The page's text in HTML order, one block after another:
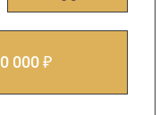
000 ₽